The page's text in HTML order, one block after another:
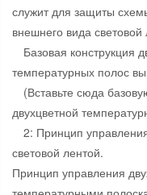
служит для защиты
внешнего вида световой
Базовая конструкция
температурных полос
(Вставьте сюда
двухцветной
2: Принцип
световой лентой.
Принцип управления